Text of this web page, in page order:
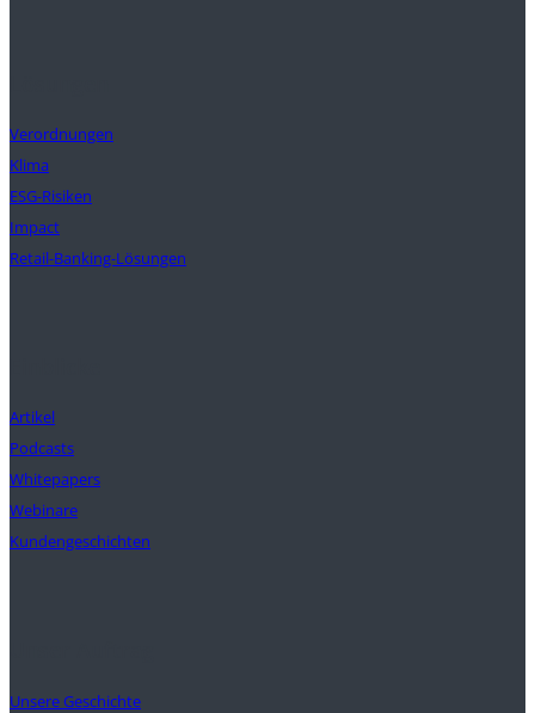
Verordnungen
Klima
ESG-Risiken
Impact
Retail-Banking-Lösungen
Artikel
Podcasts
Whitepapers
Webinare
Kundengeschichten
Unsere Geschichte